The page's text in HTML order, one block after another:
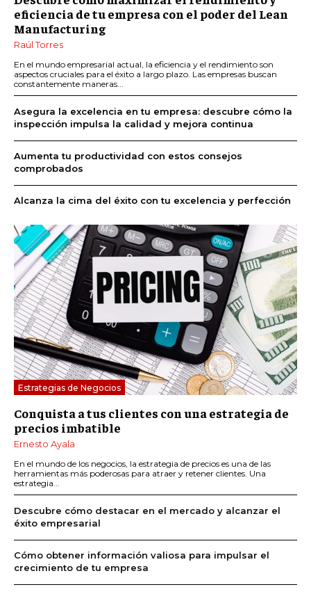
eficiencia de tu empresa con el poder del Lean
Manufacturing
Raúl Torres
En el mundo empresarial actual, la eficiencia y el rendimiento son
aspectos cruciales para el éxito a largo plazo. Las empresas buscan
constantemente maneras...
Asegura la excelencia en tu empresa: descubre cómo la
inspección impulsa la calidad y mejora continua
Aumenta tu productividad con estos consejos
comprobados
Alcanza la cima del éxito con tu excelencia y perfección
Estrategias de Negocios
Conquista a tus clientes con una estrategia de
precios imbatible
Ernesto Ayala
En el mundo de los negocios, la estrategia de precios es una de las
herramientas más poderosas para atraer y retener clientes. Una
estrategia...
Descubre cómo destacar en el mercado y alcanzar el
éxito empresarial
Cómo obtener información valiosa para impulsar el
crecimiento de tu empresa